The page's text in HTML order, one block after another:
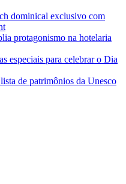
dominical exclusivo com
protagonismo na hotelaria
especiais para celebrar o Dia
de patrimônios da Unesco